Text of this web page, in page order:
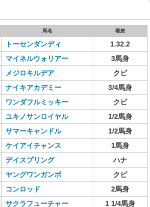
馬名 着差
トーセンダンディ
1.32.2
マイネルウォリアー
3馬身
メジロキルデア
クビ
ナイキアカデミー
3/4馬身
ワンダフルミッキー
クビ
ユキノサンロイヤル
1/2馬身
サマーキャンドル
1/2馬身
ケイアイチャンス
1馬身
デイスプリング
ハナ
ヤングワンガンボ
クビ
コンロッド
2馬身
サクラフューチャー
1 1/4馬身